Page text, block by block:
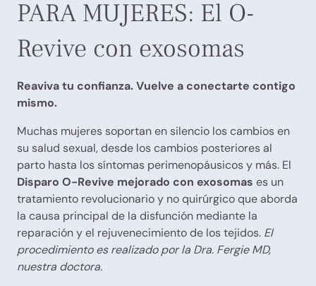
PARA MUJERES: El O-
Revive con exosomas
Reaviva tu confianza. Vuelve a conectarte contigo
mismo.
Muchas mujeres soportan en silencio los cambios en
su salud sexual, desde los cambios posteriores al
parto hasta los síntomas perimenopáusicos y más. El
Disparo O-Revive mejorado con exosomas es un
tratamiento revolucionario y no quirúrgico que aborda
la causa principal de la disfunción mediante la
reparación y el rejuvenecimiento de los tejidos. El
procedimiento es realizado por la Dra. Fergie MD,
nuestra doctora.